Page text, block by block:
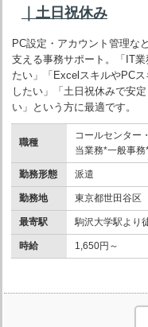
｜土日祝休み
PC設定・アカウント管理な
支える事務サポート。「IT業
たい」「ExcelスキルやPC
したい」「土日祝休みで安
い」という方に最適です。
職種
コールセンター
当業務*一般事
勤務形態 派遣
勤務地 東京都世田谷区
最寄駅 駒沢大学駅より
時給 1,650円～